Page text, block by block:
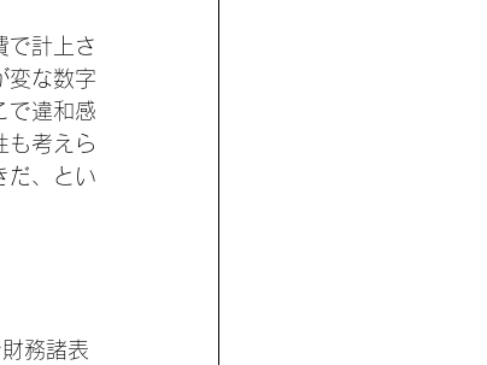
で計上さ
変な数字
で違和感
も考えら
だ、とい
務諸表